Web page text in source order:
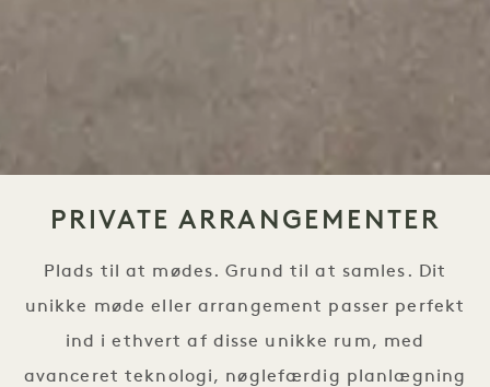
PRIVATE ARRANGEMENTER
Plads til at mødes. Grund til at samles. Dit
unikke møde eller arrangement passer perfekt
ind i ethvert af disse unikke rum, med
avanceret teknologi, nøglefærdig planlægning